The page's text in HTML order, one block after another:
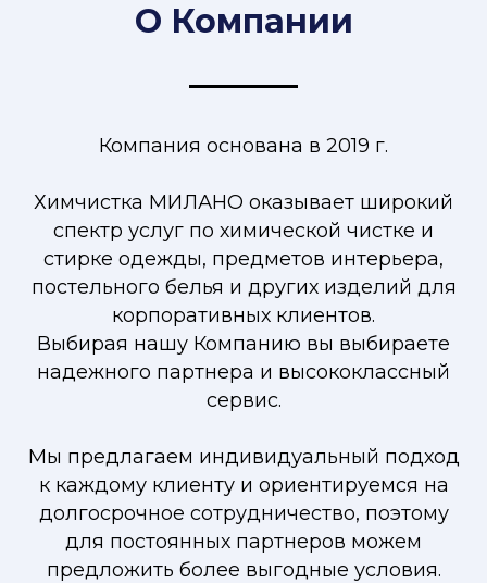
О Компании
Компания основана в 2019 г.
Химчистка МИЛАНО оказывает широкий
спектр услуг по химической чистке и
стирке одежды, предметов интерьера,
постельного белья и других изделий для
корпоративных клиентов.
Выбирая нашу Компанию вы выбираете
надежного партнера и высококлассный
сервис.
Мы предлагаем индивидуальный подход
к каждому клиенту и ориентируемся на
долгосрочное сотрудничество, поэтому
для постоянных партнеров можем
предложить более выгодные условия.